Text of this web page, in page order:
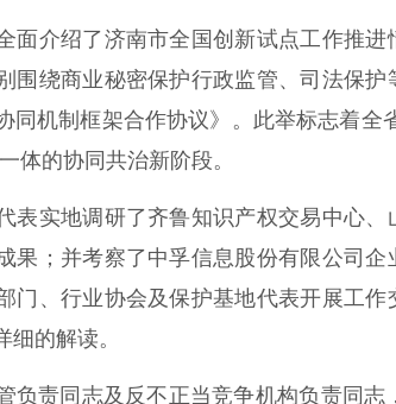
介绍了济南市全国创新试点工作推进
围绕商业秘密保护行政监管、司法保
同机制框架合作协议》。此举标志着全
体的协同共治新阶段。
实地调研了齐鲁知识产权交易中心、
果；并考察了中孚信息股份有限公司
门、行业协会及保护基地代表开展工
的解读。
责同志及反不正当竞争机构负责同志